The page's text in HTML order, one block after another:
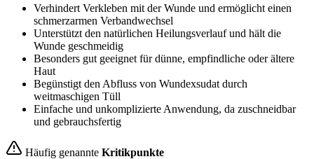
Verhindert Verkleben mit der Wunde und ermöglicht einen
schmerzarmen Verbandwechsel
Unterstützt den natürlichen Heilungsverlauf und hält die
Wunde geschmeidig
Besonders gut geeignet für dünne, empfindliche oder ältere
Haut
Begünstigt den Abfluss von Wundexsudat durch
weitmaschigen Tüll
Einfache und unkomplizierte Anwendung, da zuschneidbar
und gebrauchsfertig
Häufig genannte Kritikpunkte